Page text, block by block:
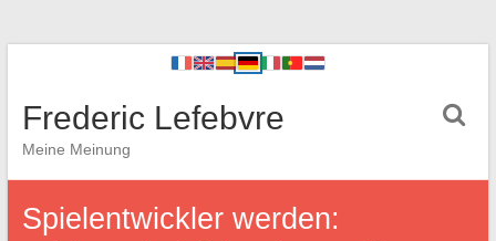
Frederic Lefebvre
Meine Meinung
Spielentwickler werden: